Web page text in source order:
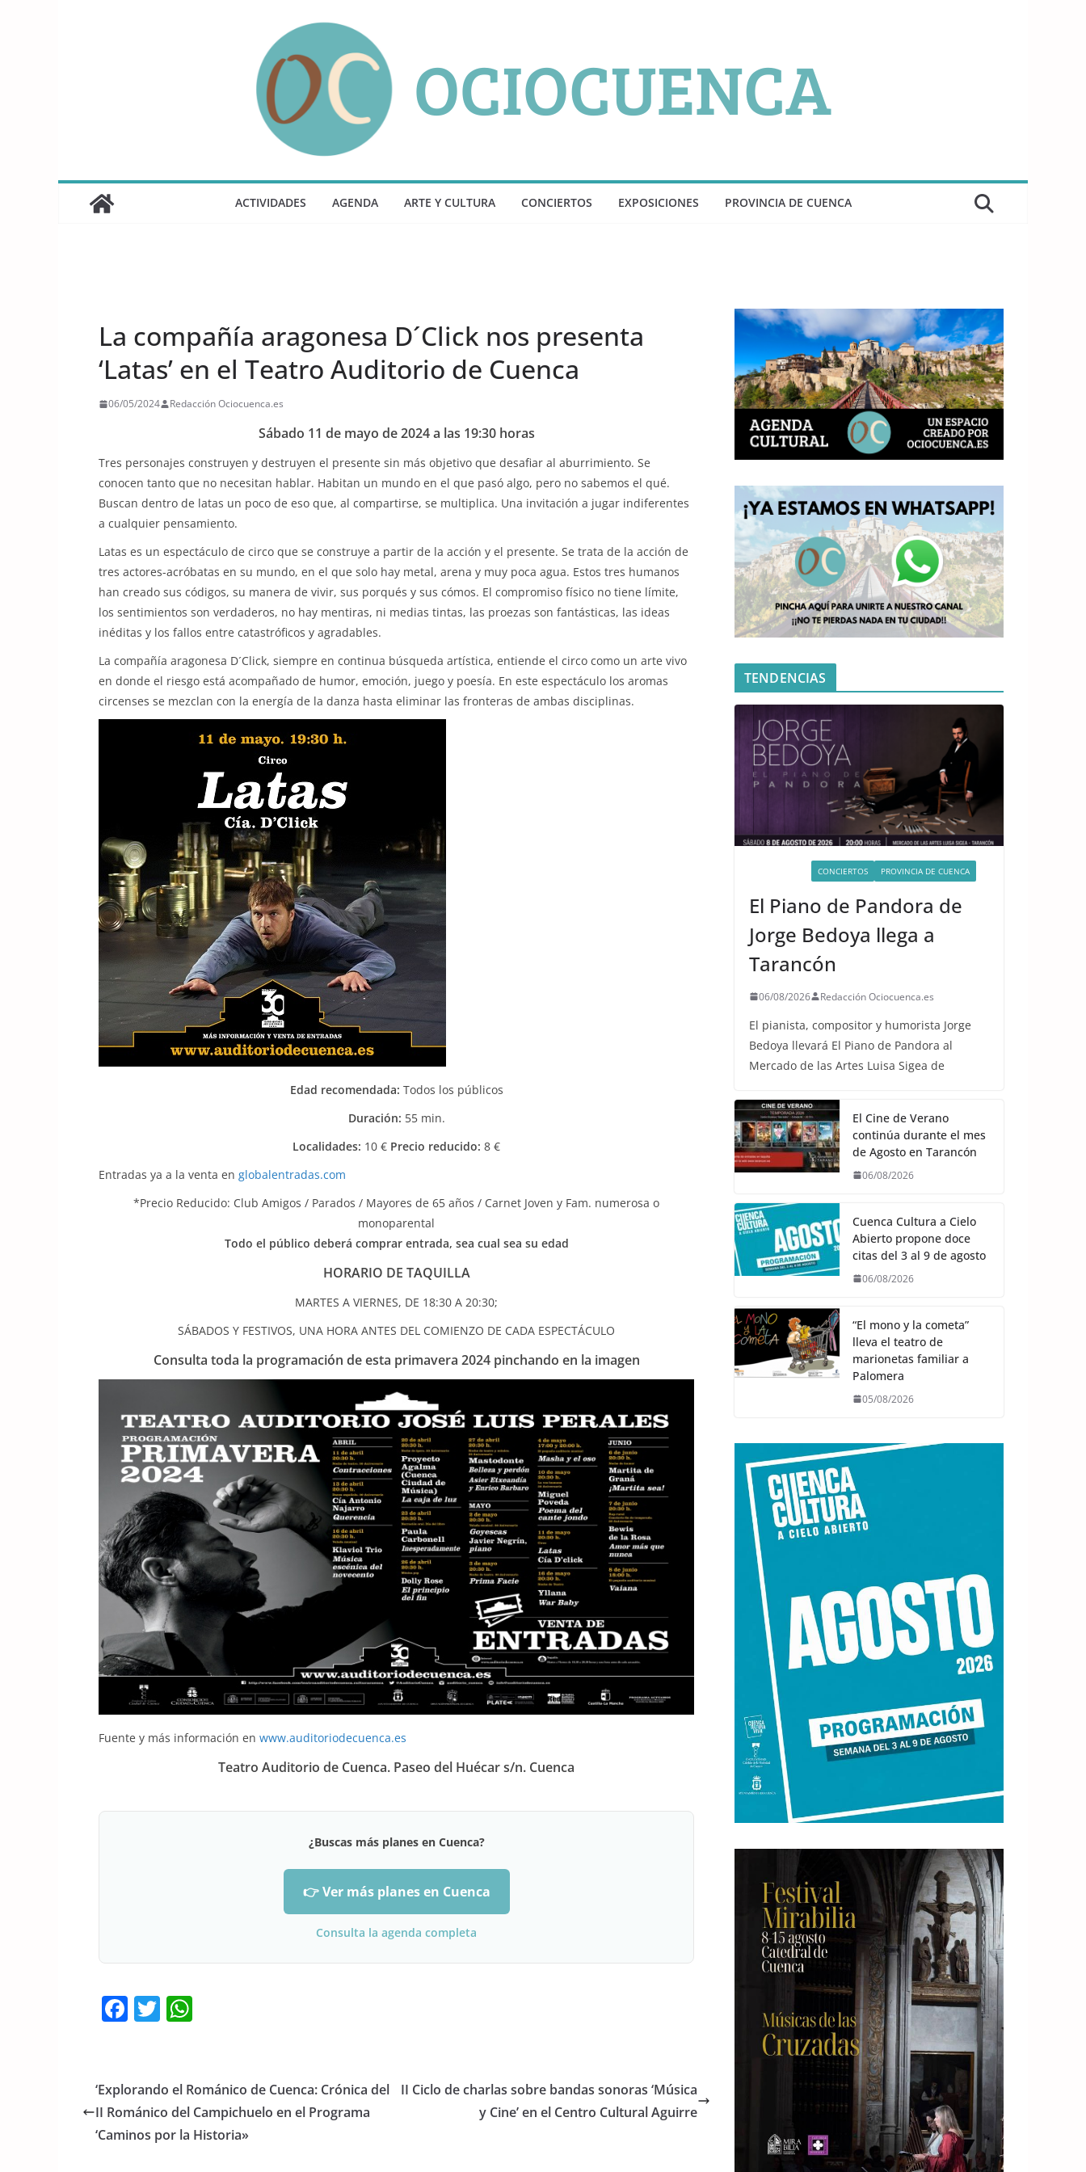
ACTIVIDADES AGENDA ARTE Y CULTURA CONCIERTOS EXPOSICIONES PROVINCIA DE CUENCA
La compañía aragonesa D´Click nos presenta
‘Latas’ en el Teatro Auditorio de Cuenca
06/05/2024 Redacción Ociocuenca.es
Sábado 11 de mayo de 2024 a las 19:30 horas
Tres personajes construyen y destruyen el presente sin más objetivo que desafiar al aburrimiento. Se
conocen tanto que no necesitan hablar. Habitan un mundo en el que pasó algo, pero no sabemos el qué.
Buscan dentro de latas un poco de eso que, al compartirse, se multiplica. Una invitación a jugar indiferentes
a cualquier pensamiento.
Latas es un espectáculo de circo que se construye a partir de la acción y el presente. Se trata de la acción de
tres actores-acróbatas en su mundo, en el que solo hay metal, arena y muy poca agua. Estos tres humanos
han creado sus códigos, su manera de vivir, sus porqués y sus cómos. El compromiso físico no tiene límite,
los sentimientos son verdaderos, no hay mentiras, ni medias tintas, las proezas son fantásticas, las ideas
inéditas y los fallos entre catastróficos y agradables.
La compañía aragonesa D´Click, siempre en continua búsqueda artística, entiende el circo como un arte vivo
en donde el riesgo está acompañado de humor, emoción, juego y poesía. En este espectáculo los aromas
circenses se mezclan con la energía de la danza hasta eliminar las fronteras de ambas disciplinas.
Edad recomendada: Todos los públicos
Duración: 55 min.
Localidades: 10 € Precio reducido: 8 €
Entradas ya a la venta en globalentradas.com
*Precio Reducido: Club Amigos / Parados / Mayores de 65 años / Carnet Joven y Fam. numerosa o
monoparental
Todo el público deberá comprar entrada, sea cual sea su edad
HORARIO DE TAQUILLA
MARTES A VIERNES, DE 18:30 A 20:30;
SÁBADOS Y FESTIVOS, UNA HORA ANTES DEL COMIENZO DE CADA ESPECTÁCULO
Consulta toda la programación de esta primavera 2024 pinchando en la imagen
Fuente y más información en www.auditoriodecuenca.es
Teatro Auditorio de Cuenca. Paseo del Huécar s/n. Cuenca
¿Buscas más planes en Cuenca?
👉 Ver más planes en Cuenca
Consulta la agenda completa
F
e
b
o
T
er s
A
p
‘Explorando el Románico de Cuenca: Crónica del
II Románico del Campichuelo en el Programa
‘Caminos por la Historia»
II Ciclo de charlas sobre bandas sonoras ‘Música
y Cine’ en el Centro Cultural Aguirre
TENDENCIAS
CONCIERTOS PROVINCIA DE CUENCA
El Piano de Pandora de
Jorge Bedoya llega a
Tarancón
06/08/2026 Redacción Ociocuenca.es
El pianista, compositor y humorista Jorge
Bedoya llevará El Piano de Pandora al
Mercado de las Artes Luisa Sigea de
El Cine de Verano
continúa durante el mes
de Agosto en Tarancón
06/08/2026
Cuenca Cultura a Cielo
Abierto propone doce
citas del 3 al 9 de agosto
06/08/2026
“El mono y la cometa”
lleva el teatro de
marionetas familiar a
Palomera
05/08/2026